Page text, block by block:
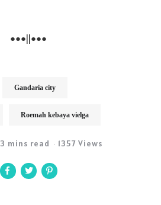
●●● ||●●●
Gandaria city
Roemah kebaya vielga
3 mins read 1357 Views